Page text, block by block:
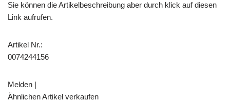
Sie können die Artikelbeschreibung aber durch klick auf diesen
Link aufrufen.
Artikel Nr.:
0074244156
Melden |
Ähnlichen Artikel verkaufen